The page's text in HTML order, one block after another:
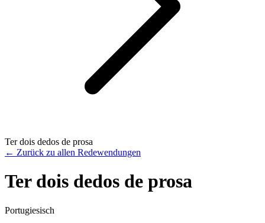
Ter dois dedos de prosa
← Zurück zu allen Redewendungen
Ter dois dedos de prosa
Portugiesisch